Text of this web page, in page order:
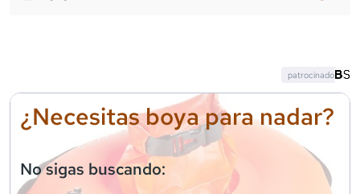
¿Necesitas boya para nadar?
No sigas buscando:
patrocinado